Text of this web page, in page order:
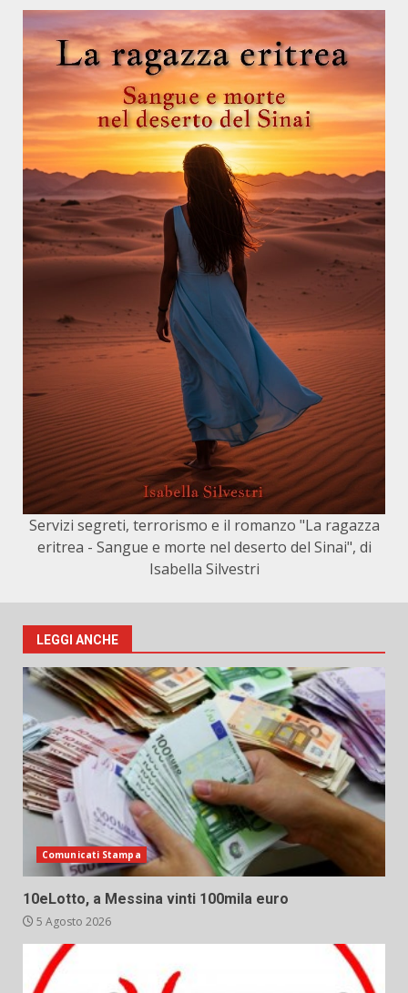
Servizi segreti, terrorismo e il romanzo "La ragazza
eritrea - Sangue e morte nel deserto del Sinai", di
Isabella Silvestri
LEGGI ANCHE
Comunicati Stampa
10eLotto, a Messina vinti 100mila euro
5 Agosto 2026